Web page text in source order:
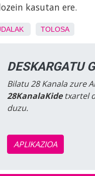
kasutan ere.
TOLOSA
DESKARGATU
Bilatu 28 Kanala zure
28KanalaKidetxartel
duzu.
APLIKAZIOA